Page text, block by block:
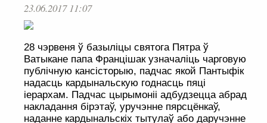
23.06.2017 11:07
28 чэрвеня ў базыліцы святога Пятра ў
Ватыкане папа Францішак узначаліць чарговую
публічную кансісторыю, падчас якой Пантыфік
надасць кардынальскую годнасць пяці
іерархам. Падчас цырымоніі адбудзецца абрад
накладання бірэтаў, уручэнне пярсцёнкаў,
наданне кардынальскіх тытулаў або даручэнне